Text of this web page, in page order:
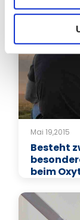
Mai 19,2015
Besteht
beim